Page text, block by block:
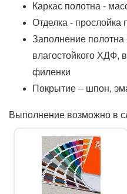
Каркас полотна -
Отделка -
Заполнение
влагостойкого ХДФ,
филенки
Покрытие – шпон,
Выполнение возможно в